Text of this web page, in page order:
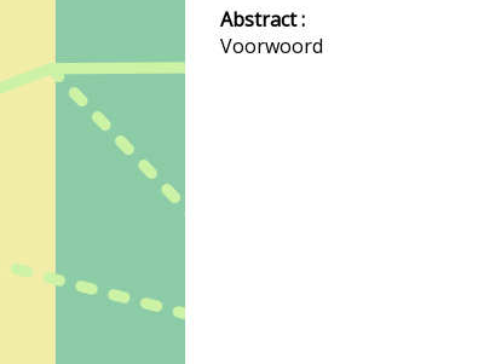
Abstract :
Voorwoord